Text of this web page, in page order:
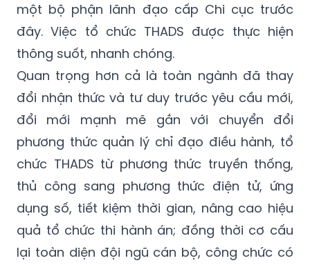
một bộ phận lãnh đạo cấp Chi cục trước
đây. Việc tổ chức THADS được thực hiện
thông suốt, nhanh chóng.
Quan trọng hơn cả là toàn ngành đã thay
đổi nhận thức và tư duy trước yêu cầu mới,
đổi mới mạnh mẽ gắn với chuyển đổi
phương thức quản lý chỉ đạo điều hành, tổ
chức THADS từ phương thức truyền thống,
thủ công sang phương thức điện tử, ứng
dụng số, tiết kiệm thời gian, nâng cao hiệu
quả tổ chức thi hành án; đồng thời cơ cấu
lại toàn diện đội ngũ cán bộ, công chức có